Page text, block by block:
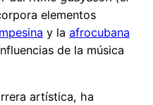
elementos
y la afrocubana
de la música
artística, ha